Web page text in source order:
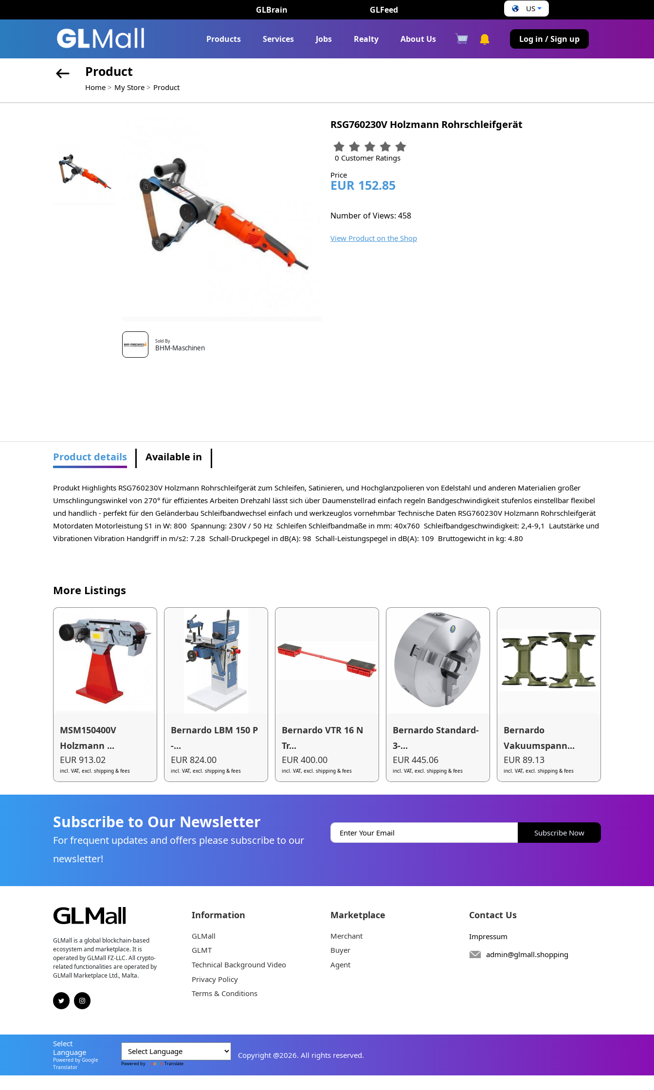
GLBrain GLFeed US
Products Services Jobs Realty About Us Log in / Sign up
Product
Home My Store Product
Sold By
BHM-Maschinen
RSG760230V Holzmann Rohrschleifgerät
0 Customer Ratings
Price
EUR 152.85
Number of Views: 458
View Product on the Shop
Product details Available in
Produkt Highlights RSG760230V Holzmann Rohrschleifgerät zum Schleifen, Satinieren, und Hochglanzpolieren von Edelstahl und anderen Materialien großer
Umschlingungswinkel von 270° für effizientes Arbeiten Drehzahl lässt sich über Daumenstellrad einfach regeln Bandgeschwindigkeit stufenlos einstellbar flexibel
und handlich - perfekt für den Geländerbau Schleifbandwechsel einfach und werkzeuglos vornehmbar Technische Daten RSG760230V Holzmann Rohrschleifgerät
Motordaten Motorleistung S1 in W: 800 Spannung: 230V / 50 Hz Schleifen Schleifbandmaße in mm: 40x760 Schleifbandgeschwindigkeit: 2,4-9,1 Lautstärke und
Vibrationen Vibration Handgriff in m/s2: 7.28 Schall-Druckpegel in dB(A): 98 Schall-Leistungspegel in dB(A): 109 Bruttogewicht in kg: 4.80
More Listings
MSM150400V
Holzmann ...
EUR 913.02
incl. VAT, excl. shipping & fees
Bernardo LBM 150 P
-...
EUR 824.00
incl. VAT, excl. shipping & fees
Bernardo VTR 16 N
Tr...
EUR 400.00
incl. VAT, excl. shipping & fees
Bernardo Standard-
3-...
EUR 445.06
incl. VAT, excl. shipping & fees
Bernardo
Vakuumspann...
EUR 89.13
incl. VAT, excl. shipping & fees
Subscribe to Our Newsletter
For frequent updates and offers please subscribe to our
newsletter!
Subscribe Now
GLMall is a global blockchain-based
ecosystem and marketplace. It is
operated by GLMall FZ-LLC. All crypto-
related functionalities are operated by
GLMall Marketplace Ltd., Malta.
Information
GLMall
GLMT
Technical Background Video
Privacy Policy
Terms & Conditions
Marketplace
Merchant
Buyer
Agent
Contact Us
Impressum
admin@glmall.shopping
Select
Language
Powered by Google
Translator
Powered by Translate
Copyright @2026. All rights reserved.